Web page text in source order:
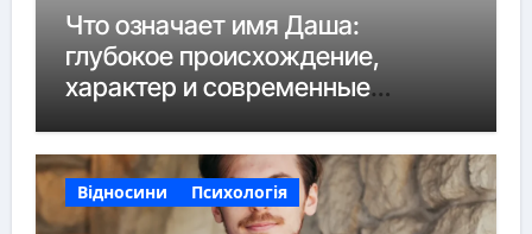
Что означает имя Даша:
глубокое происхождение,
характер и современные
Відносини Психологія